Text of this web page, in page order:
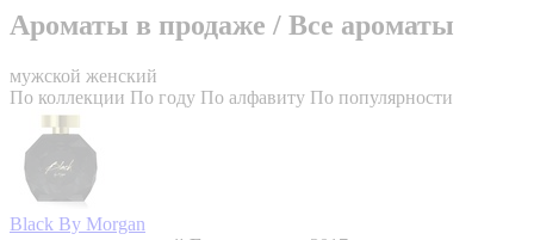
Ароматы в продаже / Все ароматы
мужской женский
По коллекции По году По алфавиту По популярности
Black By Morgan